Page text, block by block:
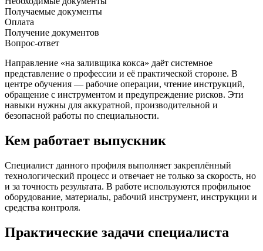
Получаемые документы
Оплата
Получение документов
Вопрос-ответ
Направление «на заливщика кокса» даёт системное
представление о профессии и её практической стороне. В
центре обучения — рабочие операции, чтение инструкций,
обращение с инструментом и предупреждение рисков. Эти
навыки нужны для аккуратной, производительной и
безопасной работы по специальности.
Кем работает выпускник
Специалист данного профиля выполняет закреплённый
технологический процесс и отвечает не только за скорость, но
и за точность результата. В работе используются профильное
оборудование, материалы, рабочий инструмент, инструкции и
средства контроля.
Практические задачи специалиста